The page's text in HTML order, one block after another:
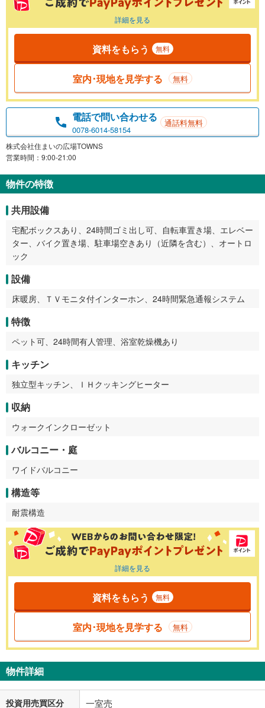
詳細を見る
資料をもらう 無料
室内･現地を見学する 無料
電話で問い合わせる
0078-6014-58154
通話料無料
株式会社住まいの広場TOWNS
営業時間：9:00-21:00
物件の特徴
共用設備
宅配ボックスあり、24時間ゴミ出し可、自転車置き場、エレベー
ター、バイク置き場、駐車場空きあり（近隣を含む）、オートロ
ック
設備
床暖房、ＴＶモニタ付インターホン、24時間緊急通報システム
特徴
ペット可、24時間有人管理、浴室乾燥機あり
キッチン
独立型キッチン、ＩＨクッキングヒーター
収納
ウォークインクローゼット
バルコニー・庭
ワイドバルコニー
構造等
耐震構造
詳細を見る
資料をもらう 無料
室内･現地を見学する 無料
物件詳細
投資用売買区分 一室売